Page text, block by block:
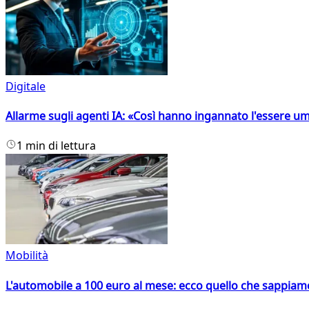
Digitale
Allarme sugli agenti IA: «Così hanno ingannato l'essere
1 min di lettura
Mobilità
L'automobile a 100 euro al mese: ecco quello che